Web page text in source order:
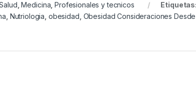
,Medicina ,Profesionales y tecnicos
Etiquetas:
Nutriologia obesidad Obesidad Consideraciones